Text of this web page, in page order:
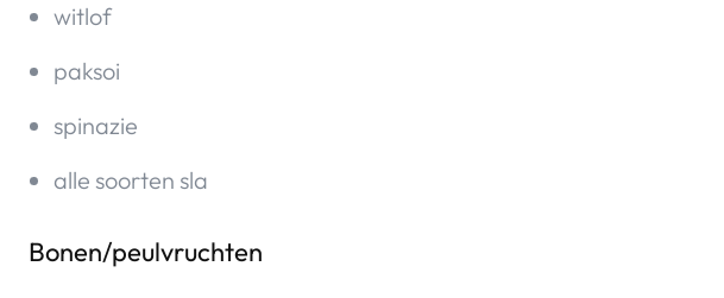
witlof
paksoi
spinazie
alle soorten sla
Bonen/peulvruchten